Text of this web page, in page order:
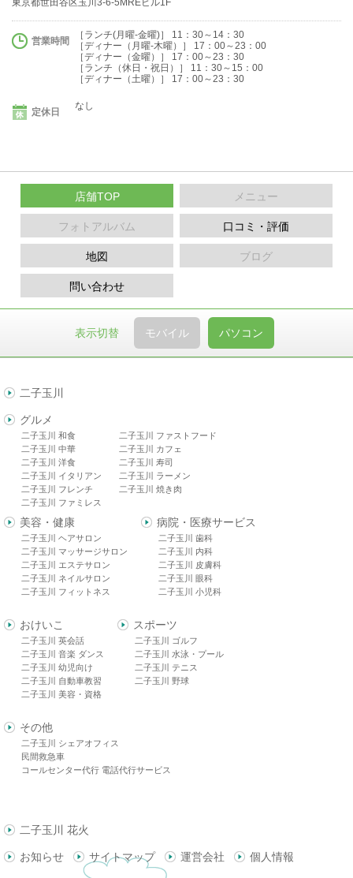
東京都世田谷区玉川3-6-5MREビル1F
営業時間
［ランチ(月曜-金曜)］ 11：30～14：30
［ディナー（月曜-木曜）］ 17：00～23：00
［ディナー（金曜）］ 17：00～23：30
［ランチ（休日・祝日）］ 11：30～15：00
［ディナー（土曜）］ 17：00～23：30
定休日
なし
店舗TOP メニュー
フォトアルバム 口コミ・評価
地図 ブログ
問い合わせ
表示切替 モバイル パソコン
二子玉川
グルメ
二子玉川 和食
二子玉川 中華
二子玉川 洋食
二子玉川 イタリアン
二子玉川 フレンチ
二子玉川 ファミレス
二子玉川 ファストフード
二子玉川 カフェ
二子玉川 寿司
二子玉川 ラーメン
二子玉川 焼き肉
美容・健康
二子玉川 ヘアサロン
二子玉川 マッサージサロン
二子玉川 エステサロン
二子玉川 ネイルサロン
二子玉川 フィットネス
病院・医療サービス
二子玉川 歯科
二子玉川 内科
二子玉川 皮膚科
二子玉川 眼科
二子玉川 小児科
おけいこ
二子玉川 英会話
二子玉川 音楽 ダンス
二子玉川 幼児向け
二子玉川 自動車教習
二子玉川 美容・資格
スポーツ
二子玉川 ゴルフ
二子玉川 水泳・プール
二子玉川 テニス
二子玉川 野球
その他
二子玉川 シェアオフィス
民間救急車
コールセンター代行 電話代行サービス
二子玉川 花火
お知らせ サイトマップ 運営会社 個人情報